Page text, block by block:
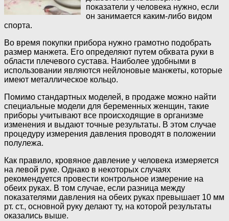
показатели у человека нужно, если
он занимается каким-либо видом
спорта.
Во время покупки прибора нужно грамотно подобрать
размер манжета. Его определяют путем обхвата руки в
области плечевого сустава. Наиболее удобными в
использовании являются нейлоновые манжеты, которые
имеют металлическое кольцо.
Помимо стандартных моделей, в продаже можно найти
специальные модели для беременных женщин, такие
приборы учитывают все происходящие в организме
изменения и выдают точные результаты. В этом случае
процедуру измерения давления проводят в положении
полулежа.
Как правило, кровяное давление у человека измеряется
на левой руке. Однако в некоторых случаях
рекомендуется провести контрольное измерение на
обеих руках. В том случае, если разница между
показателями давления на обеих руках превышает 10 мм
рт. ст., основной руку делают ту, на которой результаты
оказались выше.